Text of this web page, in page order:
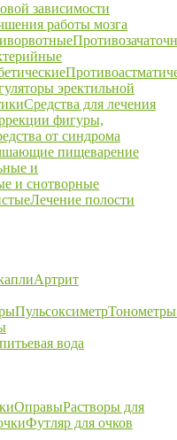
зависимости
работы мозга
эректильной
Средства для лечения
фигуры,
от синдрома
пищеварение
и
и снотворные
Лечение полости
Артрит
ПульсоксиметрТонометры
вода
ОправыРастворы для
Футляр для очков